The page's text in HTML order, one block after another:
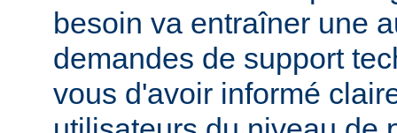
besoin va entraîner une
demandes de support
vous d'avoir informé